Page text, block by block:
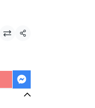
แชร์